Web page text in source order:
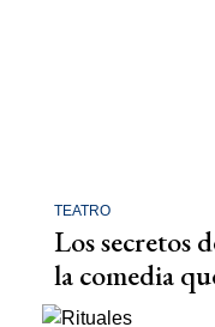
TEATRO
Los secretos
la comedia